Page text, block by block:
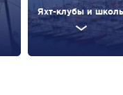
Яхт-клубы и